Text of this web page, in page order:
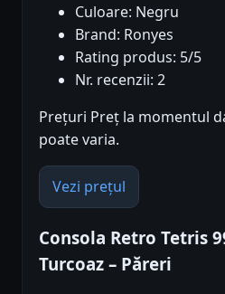
Culoare: Negru
Brand: Ronyes
Rating produs: 5/5
Nr. recenzii: 2
Prețuri Preț la momentul
poate varia.
Vezi prețul
Consola Retro Tetris
Turcoaz – Păreri